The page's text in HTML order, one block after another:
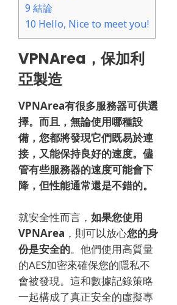
9 結論
10 Hello, Nice to meet you!
VPNArea，保加利
亞製造
VPNArea有很多服務器可供選
擇。 而且，無論使用哪種設
備，您都將發現它們既易於連
接，又能保持良好的速度。 儘
管有些服務器的速度可能會下
降，但性能通常還是不錯的。
就安全性而言， 如果您使用
VPNArea ，則可以放心您的身
份是安全的。 他們使用高質量
的AES加密來確保您的隱私不
會被發現。 這和數據記錄策略
一起構成了真正安全的虛擬專